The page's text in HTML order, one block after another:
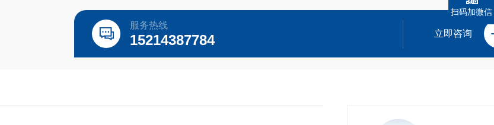
服务热线
15214387784 立即咨询
扫码加微信